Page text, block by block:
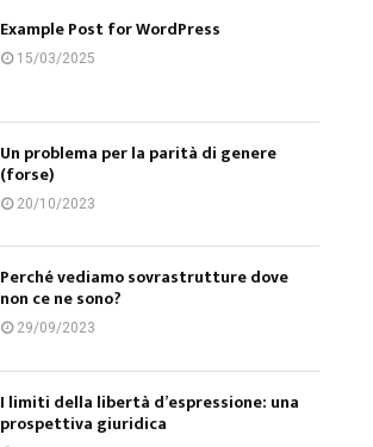
Example Post for WordPress
15/03/2025
Un problema per la parità di genere
(forse)
20/10/2023
Perché vediamo sovrastrutture dove
non ce ne sono?
29/09/2023
I limiti della libertà d’espressione: una
prospettiva giuridica